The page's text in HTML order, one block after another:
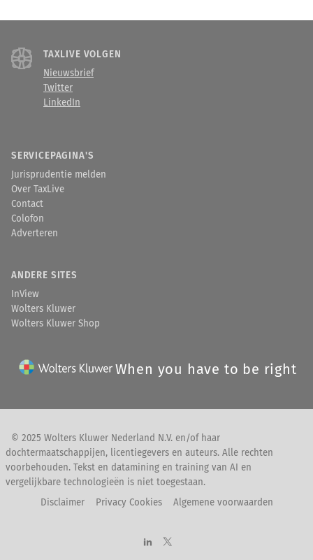
TAXLIVE VOLGEN
Nieuwsbrief
Twitter
LinkedIn
SERVICEPAGINA'S
Jurisprudentie melden
Over TaxLive
Contact
Colofon
Adverteren
ANDERE SITES
InView
Wolters Kluwer
Wolters Kluwer Shop
When you have to be right
© 2025 Wolters Kluwer Nederland N.V. en/of haar
dochtermaatschappijen, licentiegevers en auteurs. Alle rechten
voorbehouden. Tekst en datamining en training van AI en
vergelijkbare technologieën is niet toegestaan.
Disclaimer
Privacy Cookies Algemene voorwaarden